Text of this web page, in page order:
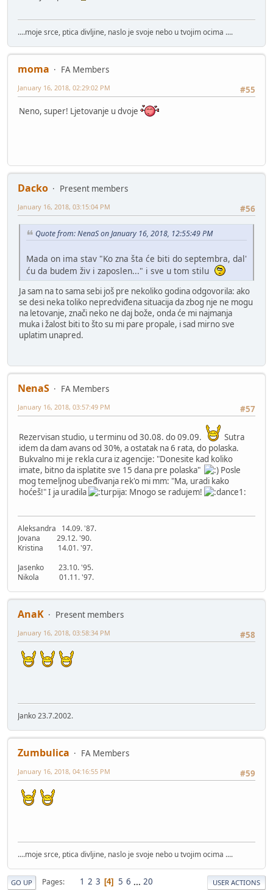
....moje srce, ptica divljine, naslo je svoje nebo u tvojim ocima ....
moma
FA Members
#55
January 16, 2018, 02:29:02 PM
Neno, super! Ljetovanje u dvoje
Dacko
Present members
#56
January 16, 2018, 03:15:04 PM
Quote from: NenaS on January 16, 2018, 12:55:49 PM
Mada on ima stav "Ko zna šta će biti do septembra, dal'
ću da budem živ i zaposlen..." i sve u tom stilu
Ja sam na to sama sebi još pre nekoliko godina odgovorila: ako
se desi neka toliko nepredviđena situacija da zbog nje ne mogu
na letovanje, znači neko ne daj bože, onda će mi najmanja
muka i žalost biti to što su mi pare propale, i sad mirno sve
uplatim unapred.
NenaS
FA Members
#57
January 16, 2018, 03:57:49 PM
Rezervisan studio, u terminu od 30.08. do 09.09.
Sutra
idem da dam avans od 30%, a ostatak na 6 rata, do polaska.
Bukvalno mi je rekla cura iz agencije: "Donesite kad koliko
imate, bitno da isplatite sve 15 dana pre polaska"
Posle
mog temeljnog ubeđivanja rek'o mi mm: "Ma, uradi kako
hoćeš!" I ja uradila
Mnogo se radujem!
Aleksandra 14.09. '87.
Jovana 29.12. '90.
Kristina 14.01. '97.
Jasenko 23.10. '95.
Nikola 01.11. '97.
AnaK
Present members
#58
January 16, 2018, 03:58:34 PM
Janko 23.7.2002.
Zumbulica
FA Members
#59
January 16, 2018, 04:16:55 PM
....moje srce, ptica divljine, naslo je svoje nebo u tvojim ocima ....
GO UP Pages 1 2 3 4 5 6 ... 20 USER ACTIONS